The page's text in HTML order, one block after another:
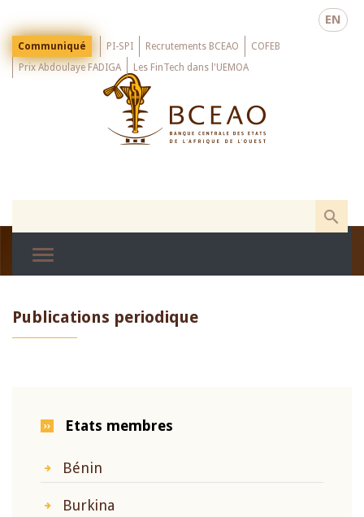
main
EN
Menu
Top
Communiqué PI-SPI Recrutements BCEAO
COFEB
Prix Abdoulaye FADIGA
Les FinTech dans l'UEMOA
Publications periodique
Etats membres
Bénin
Burkina